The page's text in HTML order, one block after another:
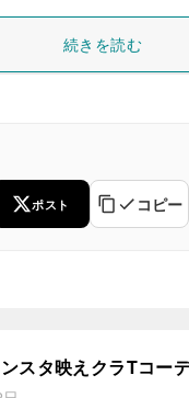
続きを読む
ポスト コピー
スタ映えクラTコー